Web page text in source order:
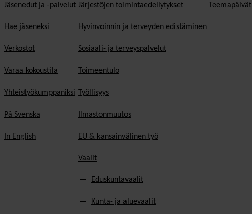
Jäsenedut ja -palvelut
Hae jäseneksi
Verkostot
Varaa kokoustila
Yhteistyökumppaniksi
På Svenska
In English
Järjestöjen toimintaedellytykset
Hyvinvoinnin ja terveyden edistäminen
Sosiaali- ja terveyspalvelut
Toimeentulo
Työllisyys
Ilmastonmuutos
EU & kansainvälinen työ
Vaalit
Eduskuntavaalit
Kunta- ja aluevaalit
Teemapäivät